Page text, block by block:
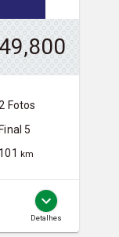
49,800
Fotos
Final 5
101 km
Detalhes